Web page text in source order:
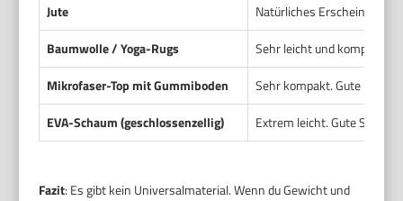
Jute
Natürliches
Baumwolle / Yoga-Rugs
Sehr leicht und kompakt.
Mikrofaser-Top mit Gummiboden
Sehr kompakt. Gute
EVA-Schaum (geschlossenzellig)
Extrem leicht. Gute
Fazit: Es gibt kein Universalmaterial. Wenn du Gewicht und